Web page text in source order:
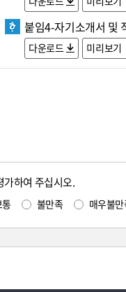
붙임4-자기소개서 및
다운로드 미리보기
가하여 주십시오.
불만족 매우불